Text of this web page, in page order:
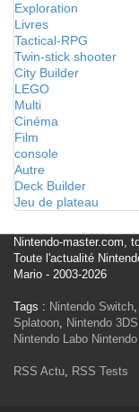
Exploration
Livres
Tactical-RPG
Twin-stick shooter
City Builder
LEGO
Multi
Cinéma
Film
console
Autre
Deck Builder
Jeu de plateau
Nintendo-master.com,
Toute l'actualité
Mario - 2003-2026
Tags : Nintendo Switch,
Splatoon, Nintendo 3DS
Nintendo Labo
RSS Actu, RSS Tests